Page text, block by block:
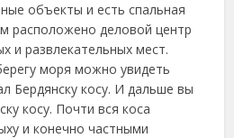
объекты и есть спальная
расположено деловой центр
и развлекательных мест.
моря можно увидеть
Бердянску косу. И дальше вы
косу. Почти вся коса
и конечно частными